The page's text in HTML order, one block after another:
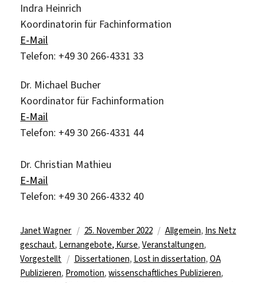
Indra Heinrich
Koordinatorin für Fachinformation
E-Mail
Telefon: +49 30 266-4331 33
Dr. Michael Bucher
Koordinator für Fachinformation
E-Mail
Telefon: +49 30 266-4331 44
Dr. Christian Mathieu
E-Mail
Telefon: +49 30 266-4332 40
Autor
Janet Wagner
Veröffentlicht
am
25. November 2022 Kategorien
Allgemein, Ins Netz
geschaut, Lernangebote, Kurse,Veranstaltungen,
Vorgestellt
Schlagwörter
Dissertationen, Lost in dissertation, OA
Publizieren, Promotion,wissenschaftliches Publizieren,